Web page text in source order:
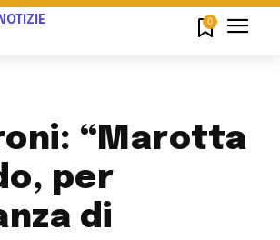
NOTIZIE 0
“Marotta
per
di